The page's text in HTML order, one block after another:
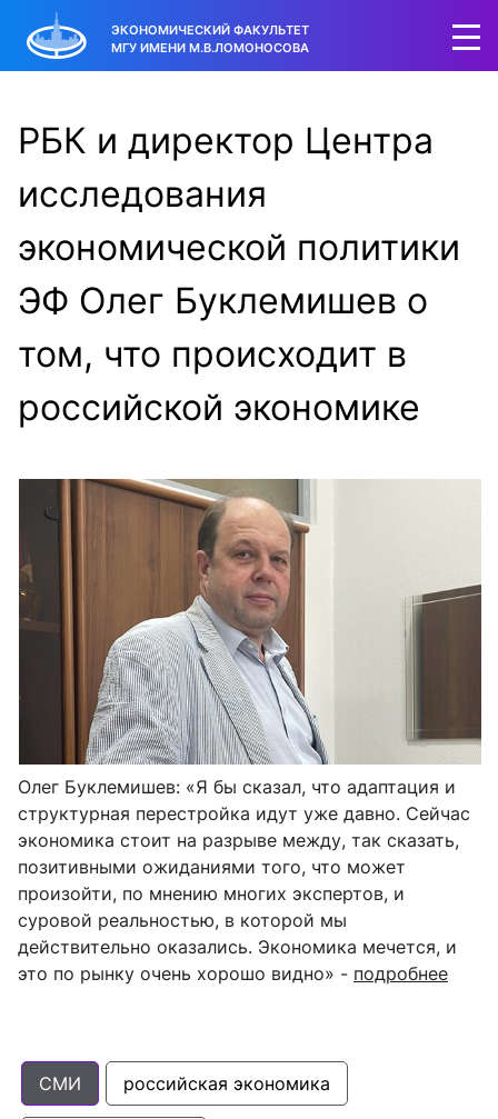
ЭКОНОМИЧЕСКИЙ ФАКУЛЬТЕТ
МГУ ИМЕНИ М.В.ЛОМОНОСОВА
РБК и директор Центра
исследования
экономической политики
ЭФ Олег Буклемишев о
том, что происходит в
российской экономике
Олег Буклемишев: «Я бы сказал, что адаптация и
структурная перестройка идут уже давно. Сейчас
экономика стоит на разрыве между, так сказать,
позитивными ожиданиями того, что может
произойти, по мнению многих экспертов, и
суровой реальностью, в которой мы
действительно оказались. Экономика мечется, и
это по рынку очень хорошо видно» - подробнее
СМИ российская экономика